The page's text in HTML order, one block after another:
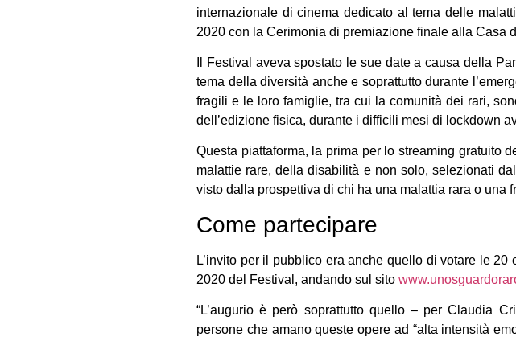
internazionale di cinema dedicato al tema delle
2020 con la Cerimonia di premiazione finale alla Casa
Il Festival aveva spostato le sue date a causa della
tema della diversità anche e soprattutto durante
fragili e le loro famiglie, tra cui la comunità dei rari,
dell’edizione fisica, durante i difficili mesi di lockdown
Questa piattaforma, la prima per lo streaming gratuito
malattie rare, della disabilità e non solo, selezionati
visto dalla prospettiva di chi ha una malattia rara o una
Come partecipare
L’invito per il pubblico era anche quello di votare le
2020 del Festival, andando sul sito
“L’augurio è però soprattutto quello – per Claudia
persone che amano queste opere ad “alta intensità